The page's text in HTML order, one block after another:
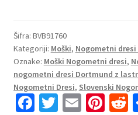
Dortmund
Domači
2023
Kratek
Rokav
+
Šifra: BVB91760
Kategoriji: Moški, Nogometni
Oznake: Moški Nogometni dresi,
nogometni dresi Dortmund z
Nogometni Dresi, Slovenski
Fa T E Pi R